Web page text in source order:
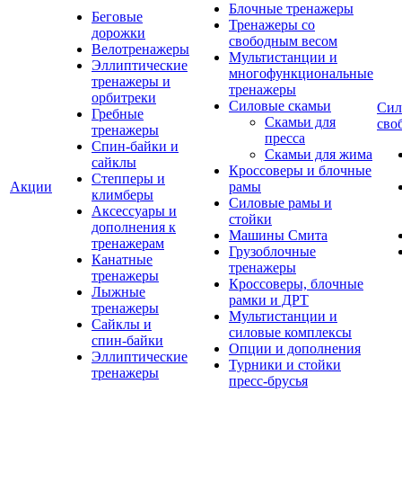
Акции
Беговые
дорожки
Велотренажеры
Эллиптические
тренажеры и
орбитреки
Гребные
тренажеры
Спин-байки и
сайклы
Степперы и
климберы
Аксессуары и
дополнения к
тренажерам
Канатные
тренажеры
Лыжные
тренажеры
Сайклы и
спин-байки
Эллиптические
тренажеры
Блочные тренажеры
Тренажеры со
свободным весом
Мультистанции и
многофункциональные
тренажеры
Силовые скамьи
Скамьи для
пресса
Скамьи для жима
Кроссоверы и блочные
рамы
Силовые рамы и
стойки
Машины Смита
Грузоблочные
тренажеры
Кроссоверы, блочные
рамки и ДРТ
Мультистанции и
силовые комплексы
Опции и дополнения
Турники и стойки
пресс-брусья